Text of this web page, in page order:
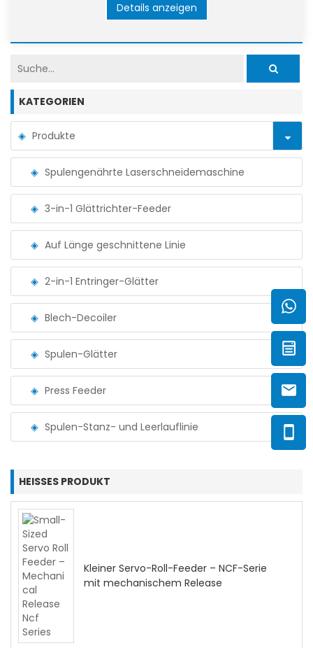
Details anzeigen
KATEGORIEN
Produkte
Spulengenährte Laserschneidemaschine
3-in-1 Glättrichter-Feeder
Auf Länge geschnittene Linie
2-in-1 Entringer-Glätter
Blech-Decoiler
Spulen-Glätter
Press Feeder
Spulen-Stanz- und Leerlauflinie
HEISSES PRODUKT
Kleiner Servo-Roll-Feeder – NCF-Serie
mit mechanischem Release